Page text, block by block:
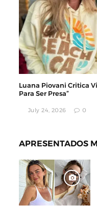
Luana Piovani Critica
Para Ser Presa”
July 24, 2026 0
APRESENTADOS